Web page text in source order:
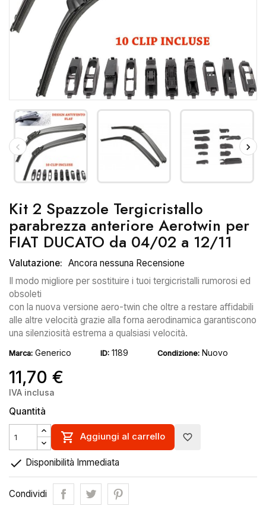
Kit 2 Spazzole Tergicristallo
parabrezza anteriore Aerotwin per
FIAT DUCATO da 04/02 a 12/11
Valutazione: Ancora nessuna Recensione
Il modo migliore per sostituire i tuoi tergicristalli rumorosi ed
obsoleti
con la nuova versione aero-twin che oltre a restare affidabili
alle altre velocità grazie alla forna aerodinamica garantiscono
una silenziosità estrema a qualsiasi velocità.
Marca: Generico ID: 1189 Condizione: Nuovo
11,70 €
IVA inclusa
Quantità
 Aggiungi al carrello favorite_border
 Disponibilità Immediata
Condividi